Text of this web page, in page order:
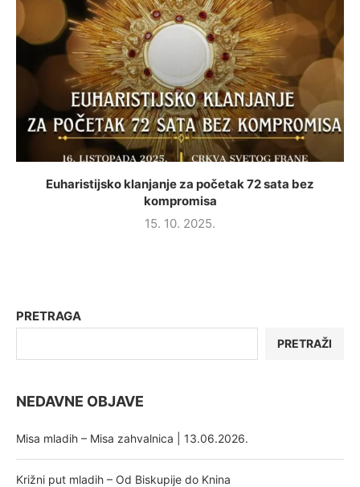
Euharistijsko klanjanje za početak 72 sata bez
kompromisa
15. 10. 2025.
PRETRAGA
PRETRAŽI
NEDAVNE OBJAVE
Misa mladih – Misa zahvalnica | 13.06.2026.
Križni put mladih – Od Biskupije do Knina